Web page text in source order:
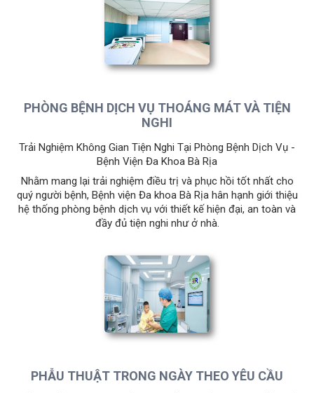
PHÒNG BỆNH DỊCH VỤ THOÁNG MÁT VÀ TIỆN
NGHI
Trải Nghiệm Không Gian Tiện Nghi Tại Phòng Bệnh Dịch Vụ -
Bệnh Viện Đa Khoa Bà Rịa
​Nhằm mang lại trải nghiệm điều trị và phục hồi tốt nhất cho
quý người bệnh, Bệnh viện Đa khoa Bà Rịa hân hạnh giới thiệu
hệ thống phòng bệnh dịch vụ với thiết kế hiện đại, an toàn và
đầy đủ tiện nghi như ở nhà.
PHẪU THUẬT TRONG NGÀY THEO YÊU CẦU